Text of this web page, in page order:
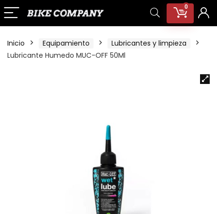
0
Inicio Equipamiento
Lubricantes y limpieza
Lubricante Humedo MUC-OFF 50Ml